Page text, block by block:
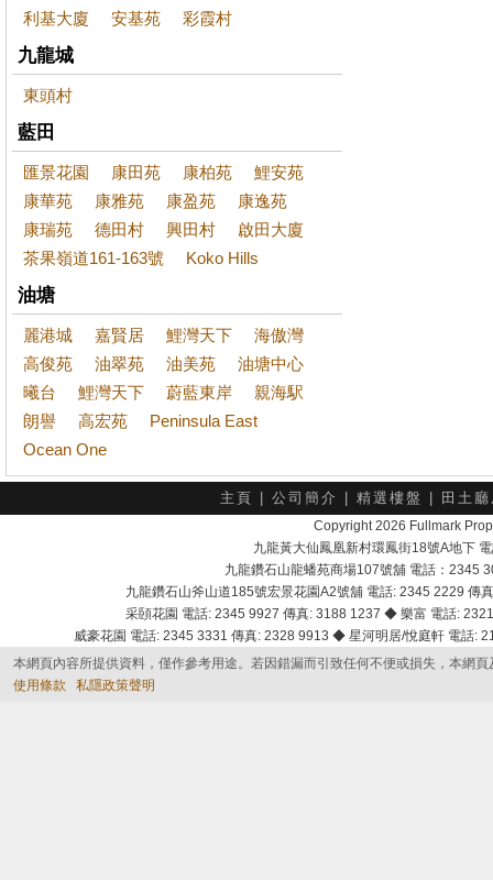
利基大廈 安基苑 彩霞村
九龍城
東頭村
藍田
匯景花園 康田苑 康柏苑
鯉安苑
康華苑
康雅苑 康盈苑
康逸苑
康瑞苑
德田村 興田村
啟田大廈
茶果嶺道161-163號
Koko Hills
油塘
麗港城 嘉賢居 鯉灣天下
海傲灣
高俊苑
油翠苑 油美苑
油塘中心
曦台
鯉灣天下 蔚藍東岸
親海駅
朗譽
高宏苑
Peninsula East
Ocean One
主頁 公司簡介 精選樓盤 田土
Copyright 2026 Fullmark
九龍黃大仙鳳凰新村環鳳街18號A地下
九龍鑽石山龍蟠苑商場107號舖 電話：2345
九龍鑽石山斧山道185號宏景花園A2號舖 電話: 2345 2229
采頣花園 電話: 2345 9927 傳真: 3188 1237 ◆ 樂富 電話:
威豪花園 電話: 2345 3331 傳真: 2328 9913 ◆ 星河明居/悅庭軒 電話
本網頁內容所提供資料，僅作參考用途。若因錯漏而引致任何不便或損失，本網
使用條款
私隱政策聲明